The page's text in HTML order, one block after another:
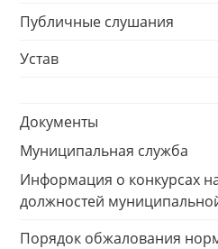
Публичные слушания
Устав
Документы
Муниципальная служба
Информация о конкурсах
должностей
Порядок обжалования